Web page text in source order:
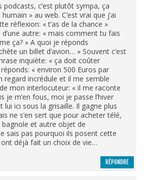
podcasts, c’est plutôt sympa, ça
» au web. C’est vrai que j’ai
réflexion: « t’as de la chance »
autre: « mais comment tu fais
ça? » A quoi je réponds
un billet d’avion… » Souvent c’est
inquiète: « ça doit coûter
« environ 500 Euros par
regard incrédule et il me semble
mon interlocuteur: « il me raconte
je m’en fous, moi je passe l’hiver
lui ici sous la grisaille. Il gagne plus
ne s’en sert que pour acheter télé,
et autre objet de
sais pas pourquoi ils posent cette
ont déjà fait un choix de vie…
RÉPONDRE